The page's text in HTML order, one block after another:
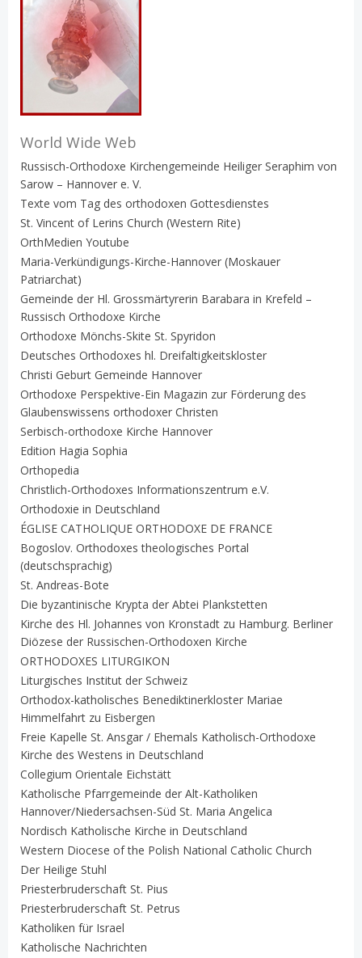
World Wide Web
Russisch-Orthodoxe Kirchengemeinde Heiliger Seraphim von
Sarow – Hannover e. V.
Texte vom Tag des orthodoxen Gottesdienstes
St. Vincent of Lerins Church (Western Rite)
OrthMedien Youtube
Maria-Verkündigungs-Kirche-Hannover (Moskauer
Patriarchat)
Gemeinde der Hl. Grossmärtyrerin Barabara in Krefeld –
Russisch Orthodoxe Kirche
Orthodoxe Mönchs-Skite St. Spyridon
Deutsches Orthodoxes hl. Dreifaltigkeitskloster
Christi Geburt Gemeinde Hannover
Orthodoxe Perspektive-Ein Magazin zur Förderung des
Glaubenswissens orthodoxer Christen
Serbisch-orthodoxe Kirche Hannover
Edition Hagia Sophia
Orthopedia
Christlich-Orthodoxes Informationszentrum e.V.
Orthodoxie in Deutschland
ÉGLISE CATHOLIQUE ORTHODOXE DE FRANCE
Bogoslov. Orthodoxes theologisches Portal
(deutschsprachig)
St. Andreas-Bote
Die byzantinische Krypta der Abtei Plankstetten
Kirche des Hl. Johannes von Kronstadt zu Hamburg. Berliner
Diözese der Russischen-Orthodoxen Kirche
ORTHODOXES LITURGIKON
Liturgisches Institut der Schweiz
Orthodox-katholisches Benediktinerkloster Mariae
Himmelfahrt zu Eisbergen
Freie Kapelle St. Ansgar / Ehemals Katholisch-Orthodoxe
Kirche des Westens in Deutschland
Collegium Orientale Eichstätt
Katholische Pfarrgemeinde der Alt-Katholiken
Hannover/Niedersachsen-Süd St. Maria Angelica
Nordisch Katholische Kirche in Deutschland
Western Diocese of the Polish National Catholic Church
Der Heilige Stuhl
Priesterbruderschaft St. Pius
Priesterbruderschaft St. Petrus
Katholiken für Israel
Katholische Nachrichten